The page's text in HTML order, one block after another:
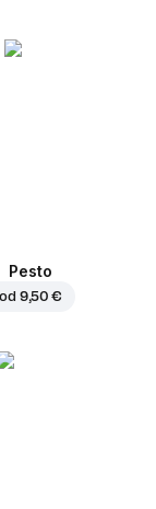
Pesto
od 9,50 €